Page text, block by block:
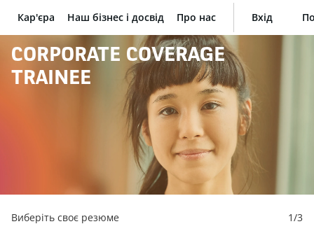
BNP Paribas
Кар'єра Наш бізнес і досвід Про нас Вхід
CORPORATE COVERAGE
TRAINEE
Виберіть своє резюме 1/3